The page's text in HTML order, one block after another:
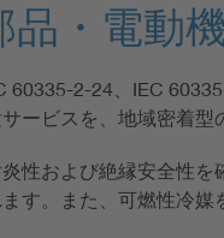
品・電動
60335-2-24、IEC
ービスを、地域密着型
性および絶縁安全性
す。また、可燃性冷媒